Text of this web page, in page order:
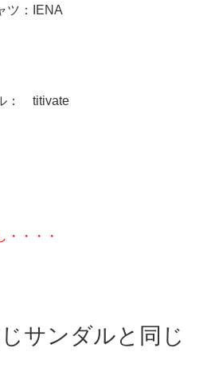
ツ：IENA
： titivate
・・・・
サンダルと同じ